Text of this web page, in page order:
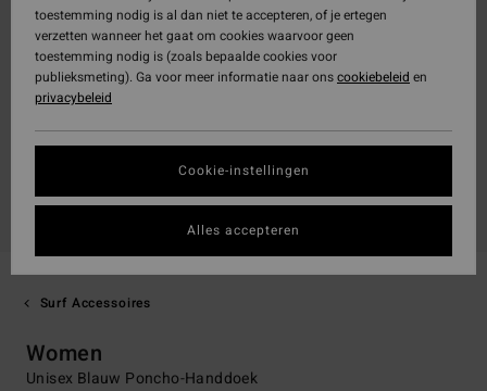
Surf Accessoires
Women
Unisex Blauw Poncho-Handdoek
toestemming nodig is al dan niet te accepteren, of je ertegen
verzetten wanneer het gaat om cookies waarvoor geen
toestemming nodig is (zoals bepaalde cookies voor
publieksmeting). Ga voor meer informatie naar onscookiebeleid en
privacybeleid
Cookie-instellingen
Alles accepteren